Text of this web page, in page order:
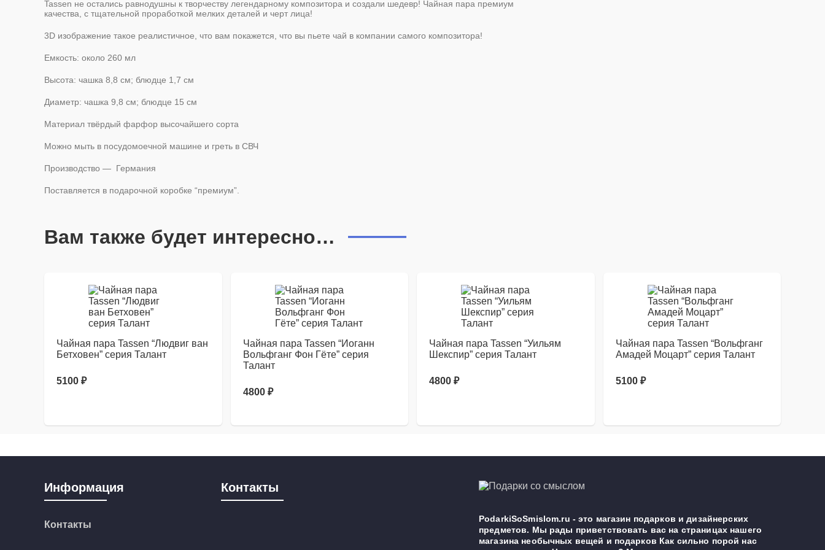
Tassen не остались равнодушны к творчеству легендарному композитора и создали шедевр! Чайная пара премиум
качества, с тщательной проработкой мелких деталей и черт лица!
3D изображение такое реалистичное, что вам покажется, что вы пьете чай в компании самого композитора!
Емкость: около 260 мл
Высота: чашка 8,8 см; блюдце 1,7 см
Диаметр: чашка 9,8 см; блюдце 15 см
Материал твёрдый фарфор высочайшего сорта
Можно мыть в посудомоечной машине и греть в СВЧ
Производство — Германия
Поставляется в подарочной коробке “премиум”.
Вам также будет интересно…
Чайная пара Tassen “Людвиг ван
Бетховен” серия Талант
5100 ₽
Чайная пара Tassen “Иоганн
Вольфганг Фон Гёте” серия
Талант
4800 ₽
Чайная пара Tassen “Уильям
Шекспир” серия Талант
4800 ₽
Чайная пара Tassen “Вольфганг
Амадей Моцарт” серия Талант
5100 ₽
Информация
Контакты
Контакты
PodarkiSoSmislom.ru - это магазин подарков и дизайнерских
предметов. Мы рады приветствовать вас на страницах нашего
магазина необычных вещей и подарков Как сильно порой нас